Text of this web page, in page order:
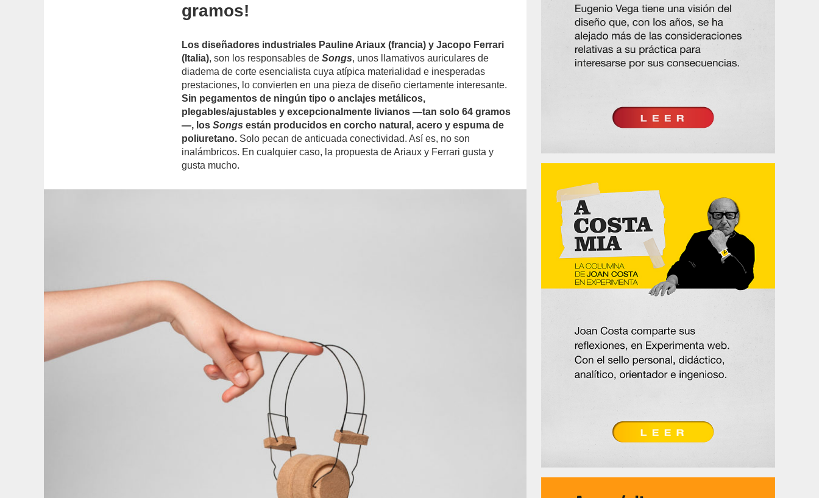
gramos!
Los diseñadores industriales Pauline Ariaux (francia) y Jacopo Ferrari
(Italia), son los responsables deSongs, unos llamativos auriculares de
diadema de corte esencialista cuya atípica materialidad e inesperadas
prestaciones, lo convierten en una pieza de diseño ciertamente interesante.
Sin pegamentos de ningún tipo o anclajes metálicos,
plegables/ajustables y excepcionalmente livianos —tan solo 64 gramos
—, losSongs están producidos en corcho natural, acero y espuma de
poliuretano. Solo pecan de anticuada conectividad. Así es, no son
inalámbricos. En cualquier caso, la propuesta de Ariaux y Ferrari gusta y
gusta mucho.